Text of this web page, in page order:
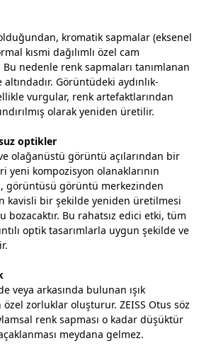
kromatik sapmalar (eksenel
kısmi dağılımlı özel cam
nedenle renk sapmaları tanımlanan
Görüntüdeki aydınlık-
vurgular, renk artefaktlarından
olarak yeniden üretilir.
optikler
olağanüstü görüntü açılarından bir
yeni kompozisyon olanaklarının
görüntüsü görüntü merkezinden
kavisli bir şekilde yeniden üretilmesi
bozacaktır. Bu rahatsız edici etki, tüm
optik tasarımlarla uygun şekilde ve
veya arkasında bulunan ışık
zorluklar oluşturur. ZEISS Otus söz
renk sapması o kadar düşüktür
meydana gelmez.